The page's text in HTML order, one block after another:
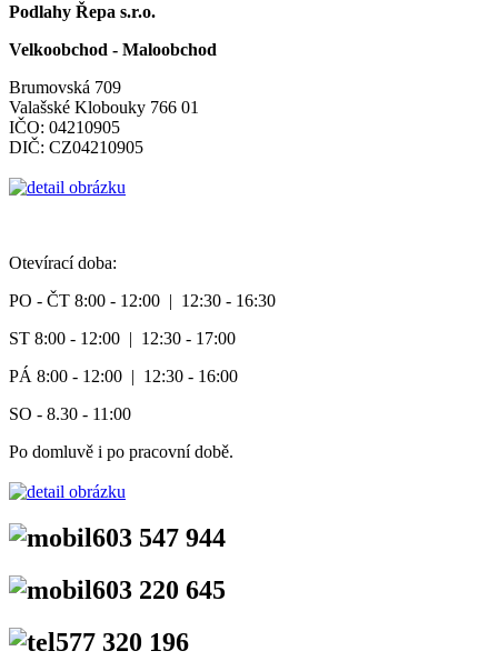
Podlahy Řepa s.r.o.
Velkoobchod - Maloobchod
Brumovská 709
Valašské Klobouky 766 01
IČO: 04210905
DIČ: CZ04210905
Otevírací doba:
PO - ČT 8:00 - 12:00 | 12:30 - 16:30
ST 8:00 - 12:00 | 12:30 - 17:00
PÁ 8:00 - 12:00 | 12:30 - 16:00
SO - 8.30 - 11:00
Po domluvě i po pracovní době.
603 547 944
603 220 645
577 320 196